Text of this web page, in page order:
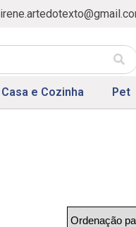
Casa e Cozinha Pet